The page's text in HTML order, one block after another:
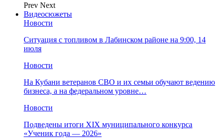
Prev Next
Видеосюжеты
Новости
Ситуация с топливом в Лабинском районе на 9:00, 14
июля
Новости
На Кубани ветеранов СВО и их семьи обучают ведению
бизнеса, а на федеральном уровне…
Новости
Подведены итоги XIX муниципального конкурса
«Ученик года — 2026»